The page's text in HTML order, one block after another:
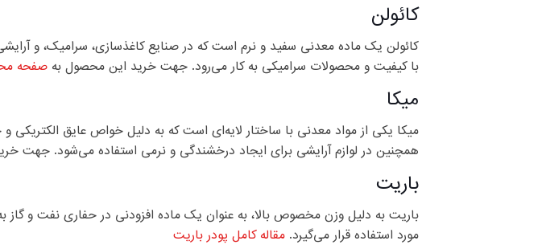
کائولن
کائولن یک ماده معدنی سفید و نرم است که در صنایع کاغذسازی، سرامیک، و
با کیفیت و محصولات سرامیکی به کار می‌رود. جهت خرید این محصول به صفحه
میکا
میکا یکی از مواد معدنی با ساختار لایه‌ای است که به دلیل خواص عایق الکتریکی و
همچنین در لوازم آرایشی برای ایجاد درخشندگی و نرمی استفاده می‌شود. جهت
باریت
باریت به دلیل وزن مخصوص بالا، به عنوان یک ماده افزودنی در حفاری نفت و گاز
مورد استفاده قرار می‌گیرد. مقاله کامل پودر باریت